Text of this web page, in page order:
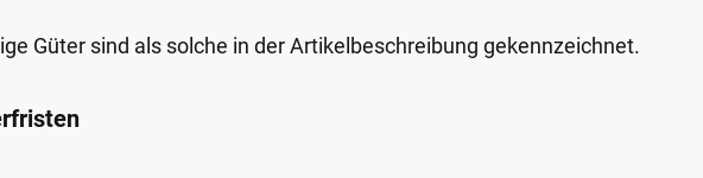
Güter sind als solche in der Artikelbeschreibung gekennzeichnet.